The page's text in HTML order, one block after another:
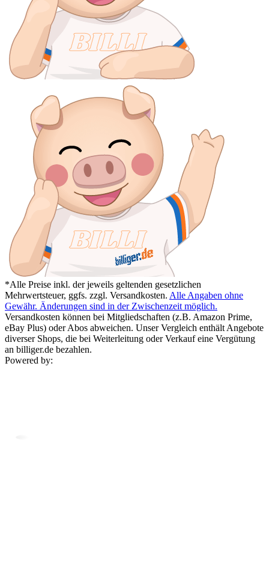
*Alle Preise inkl. der jeweils geltenden gesetzlichen
Mehrwertsteuer, ggfs. zzgl. Versandkosten. Alle Angaben ohne
Gewähr. Änderungen sind in der Zwischenzeit möglich.
Versandkosten können bei Mitgliedschaften (z.B. Amazon Prime,
eBay Plus) oder Abos abweichen. Unser Vergleich enthält Angebote
diverser Shops, die bei Weiterleitung oder Verkauf eine Vergütung
an billiger.de bezahlen.
Powered by: